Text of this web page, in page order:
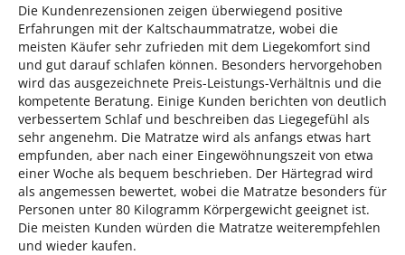
Die Kundenrezensionen zeigen überwiegend positive
Erfahrungen mit der Kaltschaummatratze, wobei die
meisten Käufer sehr zufrieden mit dem Liegekomfort sind
und gut darauf schlafen können. Besonders hervorgehoben
wird das ausgezeichnete Preis-Leistungs-Verhältnis und die
kompetente Beratung. Einige Kunden berichten von deutlich
verbessertem Schlaf und beschreiben das Liegegefühl als
sehr angenehm. Die Matratze wird als anfangs etwas hart
empfunden, aber nach einer Eingewöhnungszeit von etwa
einer Woche als bequem beschrieben. Der Härtegrad wird
als angemessen bewertet, wobei die Matratze besonders für
Personen unter 80 Kilogramm Körpergewicht geeignet ist.
Die meisten Kunden würden die Matratze weiterempfehlen
und wieder kaufen.